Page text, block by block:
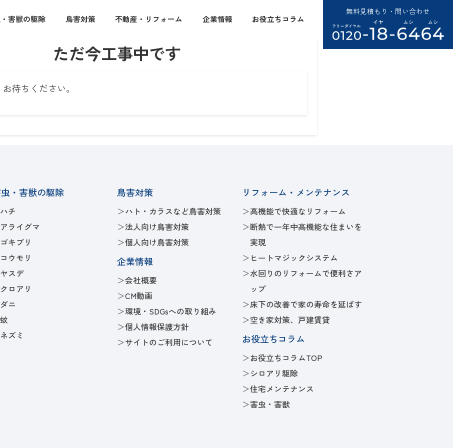
害獣の駆除 鳥害対策 不動産・リフォーム 企業情報 お役立ちコラム
無料見積もり・問い合わせ
ただ今工事中です
待ちください。
・害獣の駆除
ハチ
アライグマ
ゴキブリ
コウモリ
ヤスデ
クロアリ
ダニ
蚊
ネズミ
鳥害対策
ハト・カラスなど鳥害対策
法人向け鳥害対策
個人向け鳥害対策
企業情報
会社概要
CM動画
環境・SDGsへの取り組み
個人情報保護方針
サイトのご利用について
リフォーム・メンテナンス
高機能で快適なリフォーム
断熱で一年中高機能な住まいを
実現
ヒートマジックシステム
水回りのリフォームで便利さア
ップ
床下の改善で家の寿命を延ばす
空き家対策、戸建賃貸
お役立ちコラム
お役立ちコラムTOP
シロアリ駆除
住宅メンテナンス
害虫・害獣